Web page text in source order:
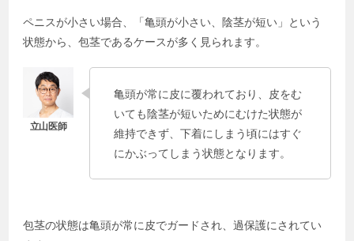
ペニスが小さい場合、「亀頭が小さい、陰茎が短い」という
状態から、包茎であるケースが多く見られます。
亀頭が常に皮に覆われており、皮をむ
いても陰茎が短いためにむけた状態が
維持できず、下着にしまう頃にはすぐ
にかぶってしまう状態となります。
包茎の状態は亀頭が常に皮でガードされ、過保護にされてい